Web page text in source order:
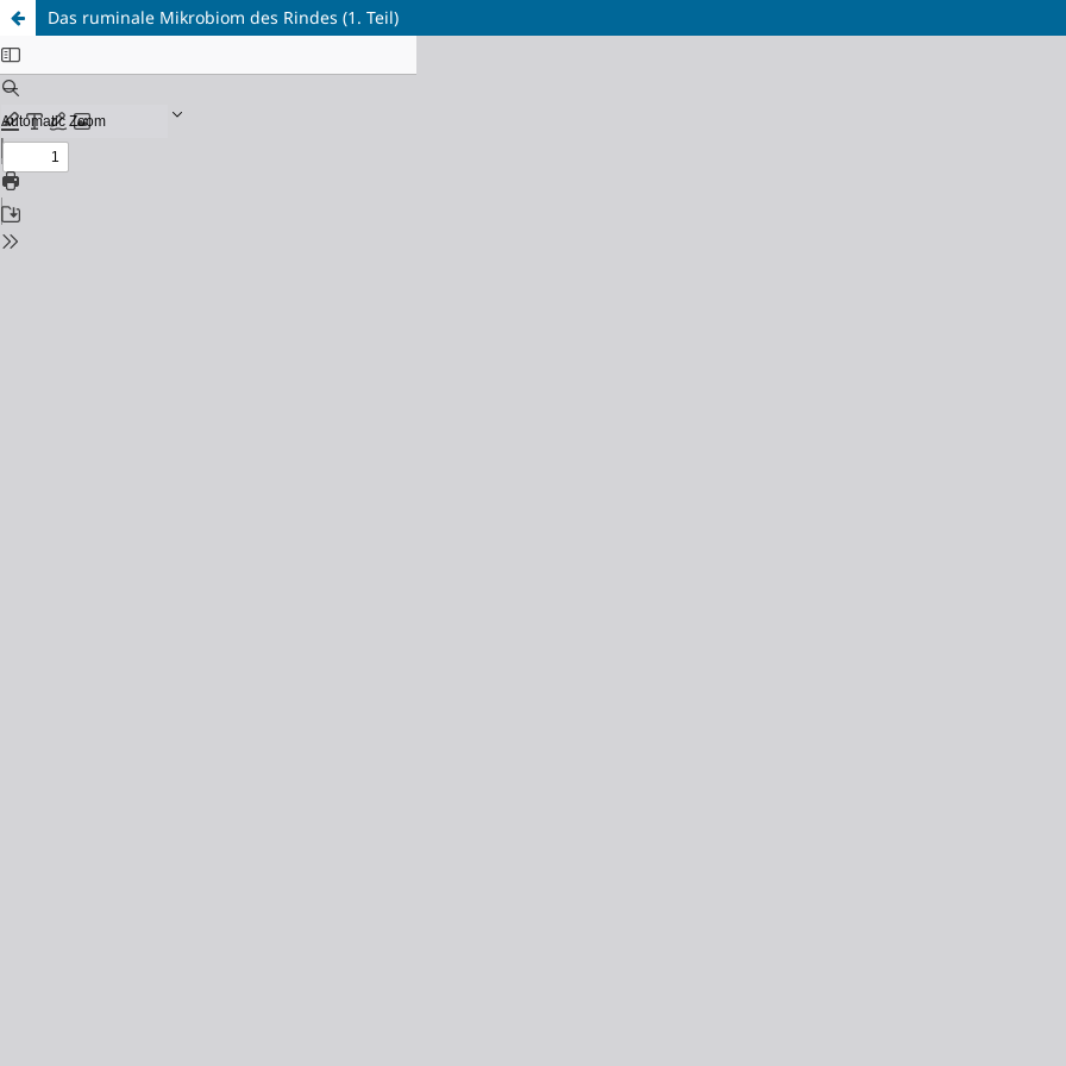
Das ruminale Mikrobiom des Rindes (1. Teil)